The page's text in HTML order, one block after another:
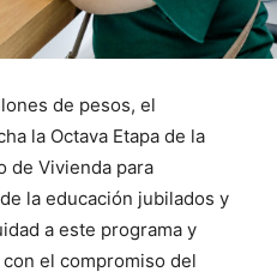
de pesos, el
la Octava Etapa de la
de Vivienda para
la educación jubilados y
a este programa y
el compromiso del